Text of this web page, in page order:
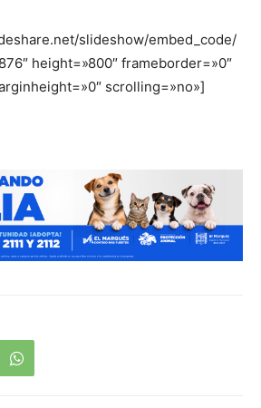
slideshow/embed_code/
height=»800″ frameborder=»0″
scrolling=»no»]